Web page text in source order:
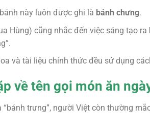
này luôn được ghi là bánh chưng.
Hùng) cũng nhắc đến việc sáng tạo ra
và tài liệu chính thức đều sử dụng
về tên gọi món ăn
“bánh trưng”, người Việt còn thường